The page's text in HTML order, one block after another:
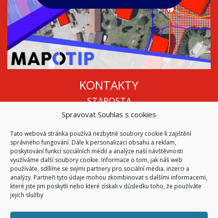
Spravovat Souhlas s cookies
Tato webová stránka používá nezbytné soubory cookie k zajištění
správného fungování. Dále k personalizaci obsahu a reklam,
poskytování funkcí sociálních médií a analýze naší návštěvnosti
využíváme další soubory cookie. Informace o tom, jak náš web
používáte, sdílíme se svými partnery pro sociální média, inzerci a
analýzy. Partneři tyto údaje mohou zkombinovat s dalšími informacemi,
které jste jim poskytli nebo které získali v důsledku toho, že používáte
jejich služby
KONTAKTY
STAROSTA
Mgr. Roman Vala
info@oukojetice.cz
ÚŘEDNÍ HODINY
Po, St: 15:30 - 16:30
Všechny kontakty | Kde nás najdete